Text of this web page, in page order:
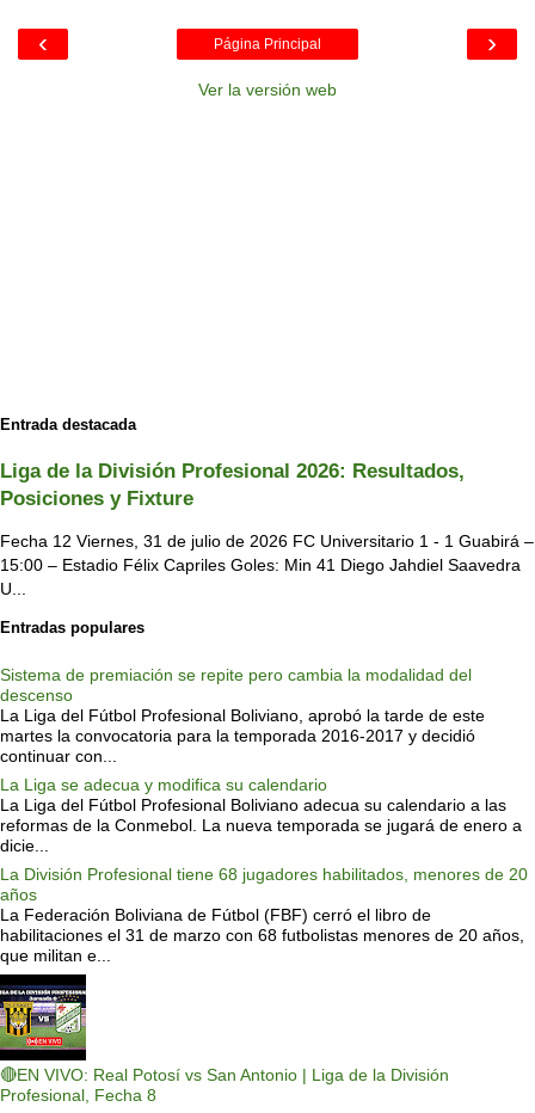
‹ ›
Página Principal
Ver la versión web
Entrada destacada
Liga de la División Profesional 2026: Resultados,
Posiciones y Fixture
Fecha 12 Viernes, 31 de julio de 2026 FC Universitario 1 - 1 Guabirá –
15:00 – Estadio Félix Capriles Goles: Min 41 Diego Jahdiel Saavedra
U...
Entradas populares
Sistema de premiación se repite pero cambia la modalidad del
descenso
La Liga del Fútbol Profesional Boliviano, aprobó la tarde de este
martes la convocatoria para la temporada 2016-2017 y decidió
continuar con...
La Liga se adecua y modifica su calendario
La Liga del Fútbol Profesional Boliviano adecua su calendario a las
reformas de la Conmebol. La nueva temporada se jugará de enero a
dicie...
La División Profesional tiene 68 jugadores habilitados, menores de 20
años
La Federación Boliviana de Fútbol (FBF) cerró el libro de
habilitaciones el 31 de marzo con 68 futbolistas menores de 20 años,
que militan e...
🔴EN VIVO: Real Potosí vs San Antonio | Liga de la División
Profesional, Fecha 8